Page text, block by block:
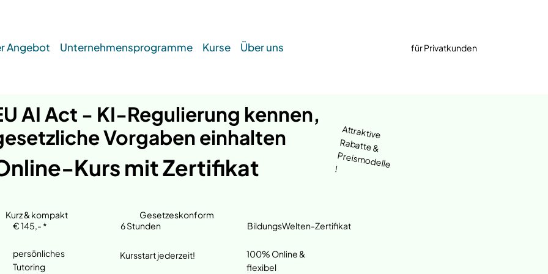
€ 145,- * 6 Stunden BildungsWelten-Zertifikat
persönliches
Tutoring
Kursstart jederzeit!
100% Online &
flexibel
AI Act - KI-Regulierung kennen,
Vorgaben einhalten
Kurs mit Zertifikat
Kurz & kompakt Gesetzeskonform
Attraktive
Rabatte &
Preismodelle
!
Angebot Unternehmensprogramme Kurse Über uns für Privatkunden